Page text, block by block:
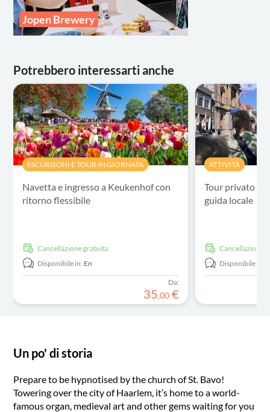
Jopen Brewery
Potrebbero interessarti anche
ESCURSIONI E TOUR IN GIORNATA
Navetta e ingresso a Keukenhof con
ritorno flessibile
Cancellazione gratuita
Disponibile in: En
Da:
35,00 €
ATTIVITÀ
Tour privato a
guida locale
Cancellazione
Disponibile in:
Un po' di storia
Prepare to be hypnotised by the church of St. Bavo!
Towering over the city of Haarlem, it’s home to a world-
famous organ, medieval art and other gems waiting for you